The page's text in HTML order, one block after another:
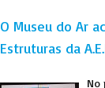
O Museu do Ar
Estruturas da
No